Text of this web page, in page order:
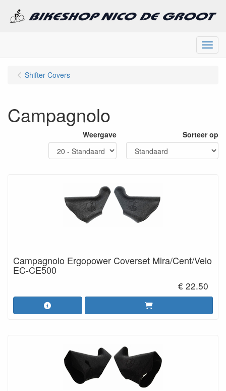
Menu
Shifter Covers
Campagnolo
Weergave Sorteer op
Campagnolo Ergopower Coverset Mira/Cent/Velo
EC-CE500
€ 22.50